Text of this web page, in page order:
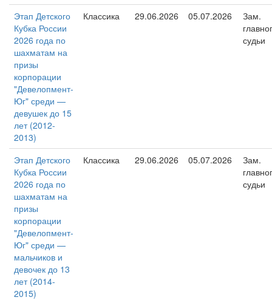
Этап Детского
Кубка России
2026 года по
шахматам на
призы
корпорации
"Девелопмент-
Юг" среди —
девушек до 15
лет (2012-
2013)
Классика 29.06.2026 05.07.2026
Зам.
судьи
Этап Детского
Кубка России
2026 года по
шахматам на
призы
корпорации
"Девелопмент-
Юг" среди —
мальчиков и
девочек до 13
лет (2014-
2015)
Классика 29.06.2026 05.07.2026
Зам.
судьи